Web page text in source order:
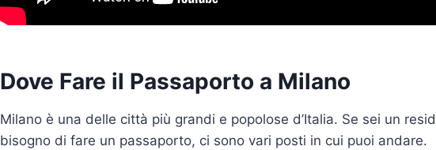
Dove Fare il Passaporto a Milano
Milano è una delle città più grandi e popolose d’Italia. Se sei un
bisogno di fare un passaporto, ci sono vari posti in cui puoi andare.